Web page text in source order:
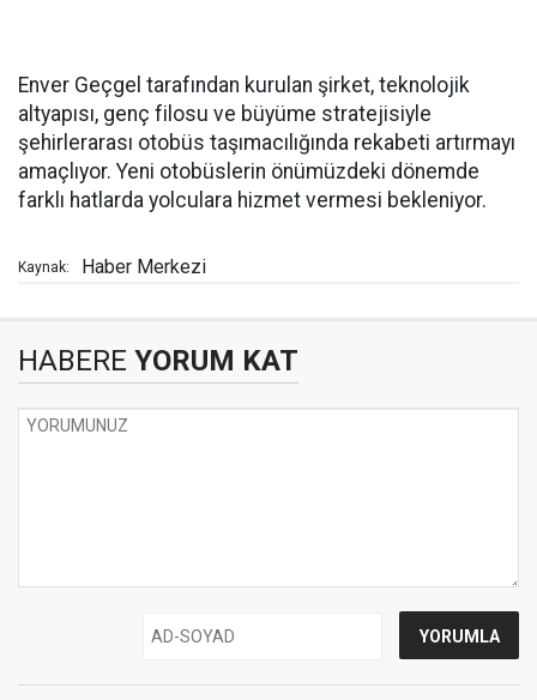
Enver Geçgel tarafından kurulan şirket, teknolojik
altyapısı, genç filosu ve büyüme stratejisiyle
şehirlerarası otobüs taşımacılığında rekabeti artırmayı
amaçlıyor. Yeni otobüslerin önümüzdeki dönemde
farklı hatlarda yolculara hizmet vermesi bekleniyor.
Kaynak: Haber Merkezi
HABERE YORUM KAT